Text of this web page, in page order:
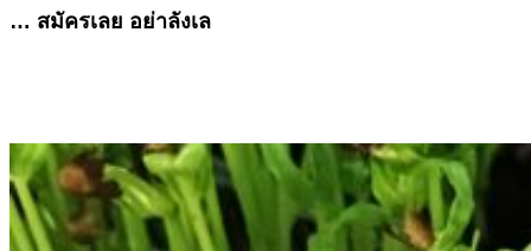
… สมัครเลย อย่าลังเล